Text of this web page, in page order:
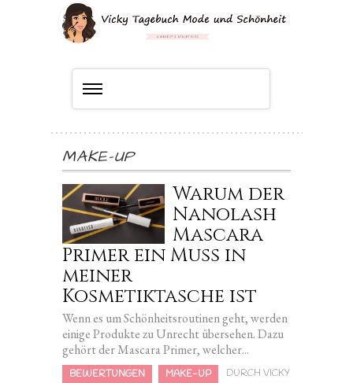
MAKE-UP
Warum der
Nanolash
Mascara
Primer ein Muss in
meiner
Kosmetiktasche ist
Wenn es um Schönheitsroutinen geht, werden
einige Produkte zu Unrecht übersehen. Dazu
gehört der Mascara Primer, welcher...
BEWERTUNGEN MAKE-UP
DURCH VICKY